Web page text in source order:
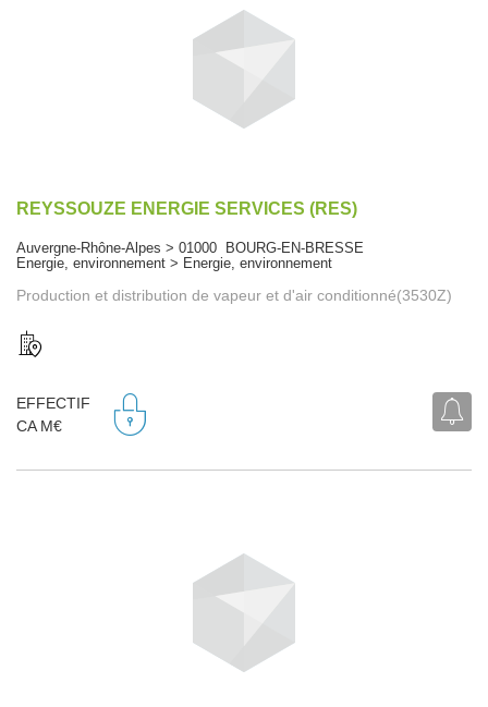
REYSSOUZE ENERGIE SERVICES (RES)
Auvergne-Rhône-Alpes > 01000 BOURG-EN-BRESSE
Energie, environnement > Energie, environnement
Production et distribution de vapeur et d'air conditionné(3530Z)
EFFECTIF
CA M€